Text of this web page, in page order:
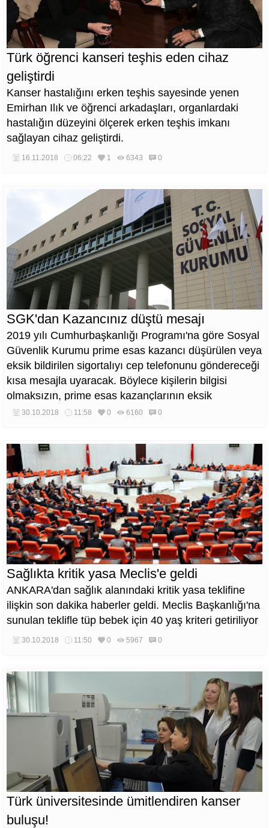
Türk öğrenci kanseri teşhis eden cihaz
geliştirdi
Kanser hastalığını erken teşhis sayesinde yenen
Emirhan Ilık ve öğrenci arkadaşları, organlardaki
hastalığın düzeyini ölçerek erken teşhis imkanı
sağlayan cihaz geliştirdi.
16.11.2018 06:22 1 6343 0
SGK'dan Kazancınız düştü mesajı
2019 yılı Cumhurbaşkanlığı Programı'na göre Sosyal
Güvenlik Kurumu prime esas kazancı düşürülen veya
eksik bildirilen sigortalıyı cep telefonunu göndereceği
kısa mesajla uyaracak. Böylece kişilerin bilgisi
olmaksızın, prime esas kazançlarının eksik
yatırılması önlenmeye çalışılacak.
30.10.2018 11:58 0 6160 0
Sağlıkta kritik yasa Meclis'e geldi
ANKARA'dan sağlık alanındaki kritik yasa teklifine
ilişkin son dakika haberler geldi. Meclis Başkanlığı'na
sunulan teklifle tüp bebek için 40 yaş kriteri getiriliyor
30.10.2018 11:50 0 5967 0
Türk üniversitesinde ümitlendiren kanser
buluşu!